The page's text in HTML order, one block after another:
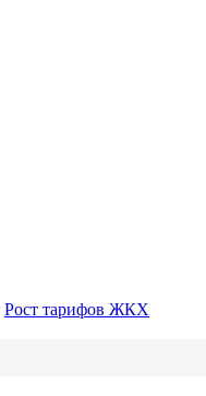
Рост тарифов ЖКХ